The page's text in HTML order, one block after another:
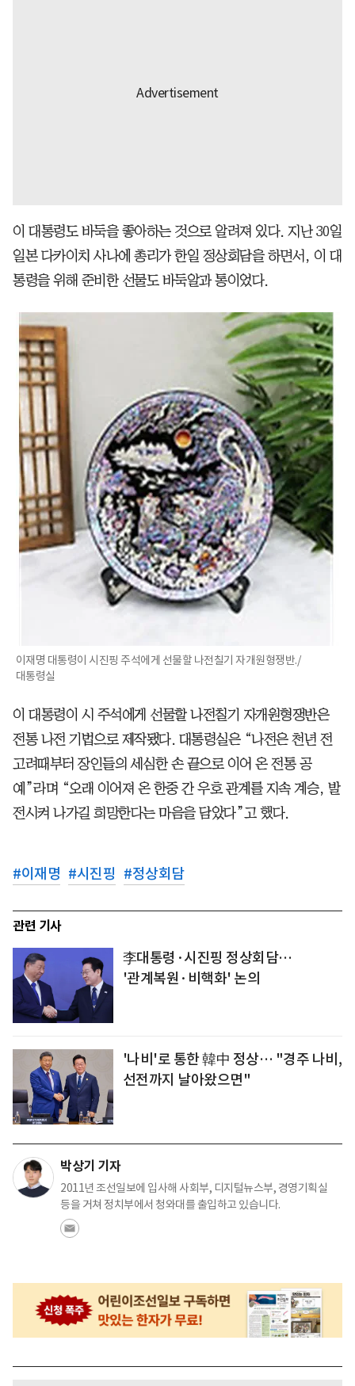
이 대통령도 바둑을 좋아하는 것으로 알려져 있다. 지난 30일
일본 다카이치 사나에 총리가 한일 정상회담을 하면서, 이 대
통령을 위해 준비한 선물도 바둑알과 통이었다.
이재명 대통령이 시진핑 주석에게 선물할 나전칠기 자개원형쟁반./
대통령실
이 대통령이 시 주석에게 선물할 나전칠기 자개원형쟁반은
전통 나전 기법으로 제작됐다. 대통령실은 “나전은 천년 전
고려때부터 장인들의 세심한 손 끝으로 이어 온 전통 공
예”라며 “오래 이어져 온 한중 간 우호 관계를 지속 계승, 발
전시켜 나가길 희망한다는 마음을 담았다”고 했다.
#이재명 #시진핑 #정상회담
관련 기사
李대통령·시진핑 정상회담…
'관계복원·비핵화' 논의
'나비'로 통한 韓中 정상… "경주 나비,
선전까지 날아왔으면"
박상기 기자
2011년 조선일보에 입사해 사회부, 디지털뉴스부, 경영기획실
등을 거쳐 정치부에서 청와대를 출입하고 있습니다.